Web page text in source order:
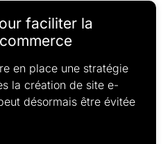
faciliter la
en place une stratégie
la création de site e-
désormais être évitée